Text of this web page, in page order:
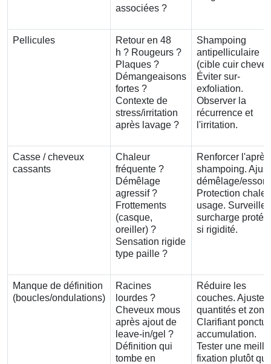
associées ?
Pellicules
Retour en 48
h ? Rougeurs ?
Plaques ?
Démangeaisons
fortes ?
Contexte de
stress/irritation
après lavage ?
Shampoing
antipelliculaire
(cible cuir
Éviter sur-
exfoliation.
Observer la
récurrence et
l'irritation.
Casse / cheveux
cassants
Chaleur
fréquente ?
Démêlage
agressif ?
Frottements
(casque,
oreiller) ?
Sensation rigide
type paille ?
Renforcer
shampoing.
démêlage/
Protection
usage. Surveiller
surcharge
si rigidité.
Manque de définition
(boucles/ondulations)
Racines
lourdes ?
Cheveux mous
après ajout de
leave-in/gel ?
Définition qui
tombe en
Réduire les
couches. Ajuster
quantités et
Clarifiant
accumulation.
Tester une
fixation plutôt